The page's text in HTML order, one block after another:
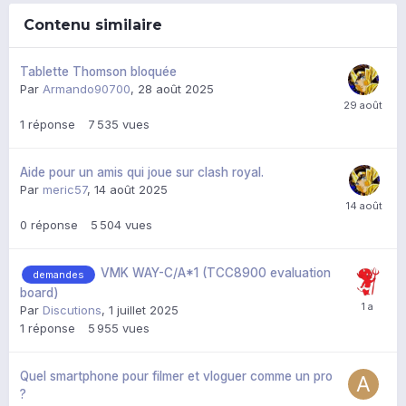
Contenu similaire
Tablette Thomson bloquée
Par Armando90700, 28 août 2025
1 réponse 7 535 vues
Aide pour un amis qui joue sur clash royal.
Par meric57, 14 août 2025
0 réponse 5 504 vues
demandes
VMK WAY-C/A*1 (TCC8900 evaluation
board)
Par Discutions, 1 juillet 2025
1 réponse 5 955 vues
Quel smartphone pour filmer et vloguer comme un pro
?